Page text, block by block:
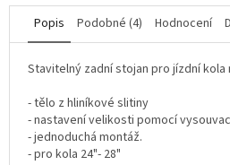
Popis Podobné (4) Hodnocení
Stavitelný zadní stojan pro jízdní kola
- tělo z hliníkové slitiny
- nastavení velikosti pomocí
- jednoduchá montáž.
- pro kola 24"- 28"